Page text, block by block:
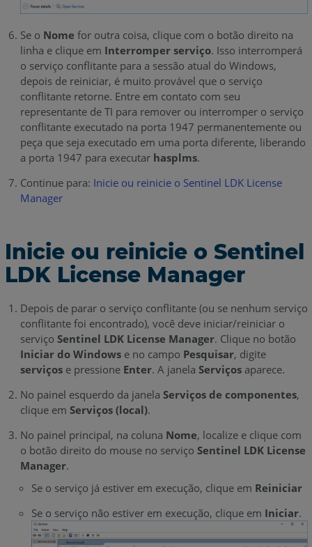
Se o Nome for outra coisa, clique com o botão direito na
linha e clique em Interromper serviço. Isso interromperá
o serviço conflitante para a sessão atual do Windows,
depois de reiniciar, é muito provável que o serviço
conflitante retorne. Entre em contato com seu
representante de TI para remover ou interromper o serviço
conflitante executado na porta 1947 permanentemente ou
peça que seja executado em uma porta diferente, liberando
a porta 1947 para executar hasplms.
Continue para: Inicie ou reinicie o Sentinel LDK License
Manager
Inicie ou reinicie o Sentinel
LDK License Manager
Depois de parar o serviço conflitante (ou se nenhum serviço
conflitante foi encontrado), você deve iniciar/reiniciar o
serviço Sentinel LDK License Manager. Clique no botão
Iniciar do Windowse no campo Pesquisar, digite
serviços e pressione Enter. A janela Serviçosaparece.
No painel esquerdo da janela Serviços de componentes,
clique em Serviços (local).
No painel principal, na coluna Nome, localize e clique com
o botão direito do mouse no serviço Sentinel LDK License
Manager.
Se o serviço já estiver em execução, clique em Reiniciar
Se o serviço não estiver em execução, clique em Iniciar.